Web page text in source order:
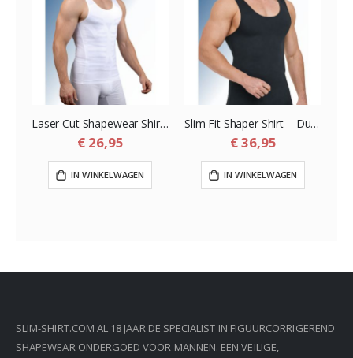
Laser Cut Shapewear Shirt – Dun Corrigerend Shirt met Extra Platte Naden voor Mannen
€ 26,95
IN WINKELWAGEN
Slim Fit Shaper Shirt – Dun Naadloos maar Sterk Shapewear Shirt voor Mannen
€ 36,95
IN WINKELWAGEN
SLIM-SHIRT.COM AL 18 JAAR DE SPECIALIST IN FIGUURCORRIGEREND
SHAPEWEAR ONDERGOED VOOR MANNEN. EEN VEILIGE,